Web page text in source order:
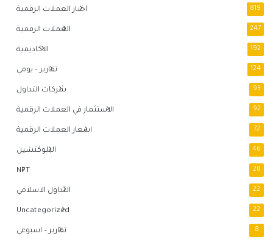
اخبار العملات الرقمية 819
العملات الرقمية 247
الاكاديمية 192
تقارير – يومي 124
شركات التداول 93
الاستثمار في العملات الرقمية 92
اسعار العملات الرقمية 72
البلوكتشين 46
NFT 28
التداول الاسلامي 22
Uncategorized 22
تقارير – اسبوعي 8